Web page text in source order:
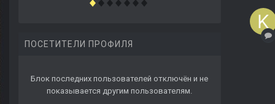
ПОСЕТИТЕЛИ ПРОФИЛЯ
Блок последних пользователей отключён и не
показывается другим пользователям.